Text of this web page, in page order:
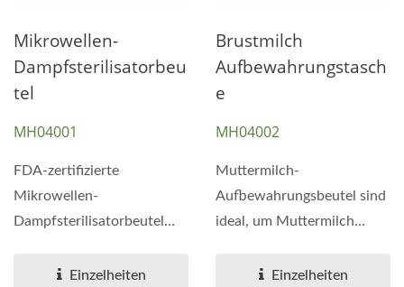
Mikrowellen-
Dampfsterilisatorbeu
Tel
MH04001
FDA-zertifizierte
Mikrowellen-
Dampfsterilisatorbeutel
Bakterien und Keime...
Einzelheiten
Brustmilch
Aufbewahrungstasch
E
MH04002
Muttermilch-
Aufbewahrungsbeutel sind
ideal, um Muttermilch
einzufrieren,...Einzelheiten